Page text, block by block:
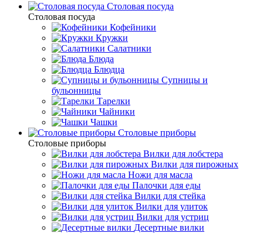
Столовая посуда
Столовая посуда
Кофейники
Кружки
Салатники
Блюда
Блюдца
Супницы и
бульонницы
Тарелки
Чайники
Чашки
Cтоловые приборы
Cтоловые приборы
Вилки для лобстера
Вилки для пирожных
Ножи для масла
Палочки для еды
Вилки для стейка
Вилки для улиток
Вилки для устриц
Десертные вилки